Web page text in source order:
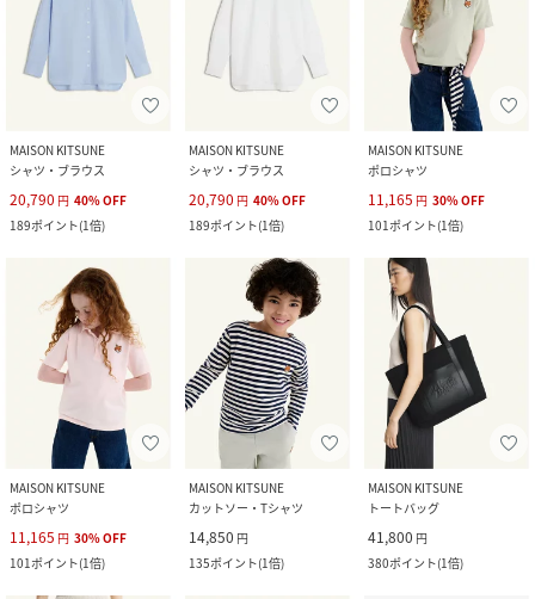
MAISON KITSUNE
シャツ・ブラウス
20,790 円 40%OFF
189ポイント(1倍)
MAISON KITSUNE
シャツ・ブラウス
20,790 円 40%OFF
189ポイント(1倍)
MAISON KITSUNE
ポロシャツ
11,165 円 30%OFF
101ポイント(1倍)
MAISON KITSUNE
ポロシャツ
11,165 円 30%OFF
101ポイント(1倍)
MAISON KITSUNE
カットソー・Tシャツ
14,850 円
135ポイント(1倍)
MAISON KITSUNE
トートバッグ
41,800 円
380ポイント(1倍)